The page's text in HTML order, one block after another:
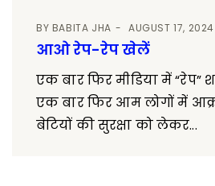
BY BABITA JHA AUGUST 17, 2024
आओ रेप-रेप खेलें
एक बार फिर मीडिया में “रेप”
एक बार फिर आम लोगों में
बेटियों की सुरक्षा को लेकर...